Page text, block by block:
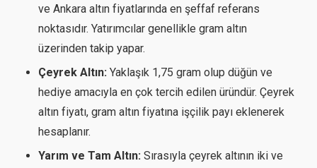
ve Ankara altın fiyatlarında en şeffaf referans
noktasıdır. Yatırımcılar genellikle gram altın
üzerinden takip yapar.
Çeyrek Altın: Yaklaşık 1,75 gram olup düğün ve
hediye amacıyla en çok tercih edilen üründür. Çeyrek
altın fiyatı, gram altın fiyatına işçilik payı eklenerek
hesaplanır.
Yarım ve Tam Altın: Sırasıyla çeyrek altının iki ve